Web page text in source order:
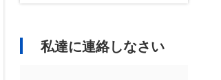
私達に連絡しなさい